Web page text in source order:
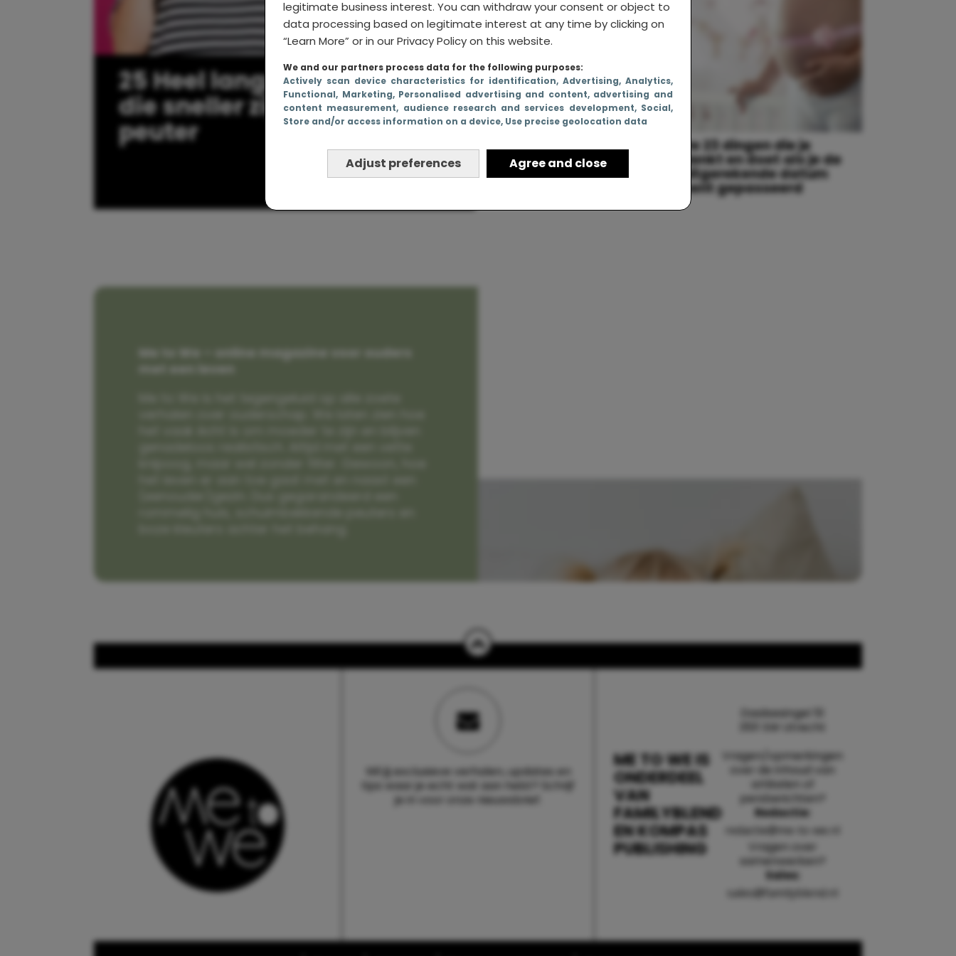
legitimate business interest. You can withdraw your consent or object to
data processing based on legitimate interest at any time by clicking on
“Learn More” or in our Privacy Policy on this website.
We and our partners process data for the following purposes:
Actively scan device characteristics for identification, Advertising, Analytics,
Functional, Marketing, Personalised advertising and content, advertising and
content measurement, audience research and services development, Social,
Store and/or access information on a device, Use precise geolocation data
Adjust preferences Agree and close
25 Heel langzame dingen
die sneller zijn dan een
peuter
Waarom moeders
steevast te laat naar
bed gaan
De 23 dingen die je
denkt en doet als je de
uitgerekende datum
bent gepasseerd
Me to We – online magazine voor ouders
met een leven
Wil jij exclusieve verhalen, updates en
tips waar je echt wat aan hebt? Schrijf
je in voor onze nieuwsbrief.
ME TO WE IS
ONDERDEEL
VAN
FAMILYBLEND
EN KOMPAS
PUBLISHING
Daalsesingel 51
3511 SW Utrecht
Vragen/opmerkingen
over de inhoud van
artikelen of
persberichten?
Redactie:
redactie@me-to-we.nl
Vragen over
samenwerken?
Sales:
sales@familyblend.nl